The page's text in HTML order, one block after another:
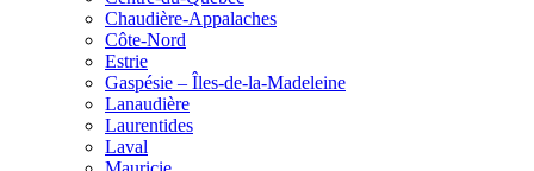
Chaudière-Appalaches
Côte-Nord
Estrie
Gaspésie – Îles-de-la-Madeleine
Lanaudière
Laurentides
Laval